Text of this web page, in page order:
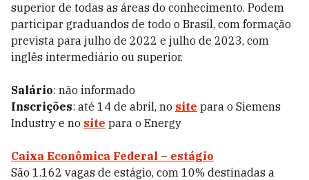
superior de todas as áreas do conhecimento. Podem
participar graduandos de todo o Brasil, com formação
prevista para julho de 2022 e julho de 2023, com
inglês intermediário ou superior.
Salário: não informado
Inscrições: até 14 de abril, no site para o Siemens
Industry e no site para o Energy
Caixa Econômica Federal – estágio
São 1.162 vagas de estágio, com 10% destinadas a